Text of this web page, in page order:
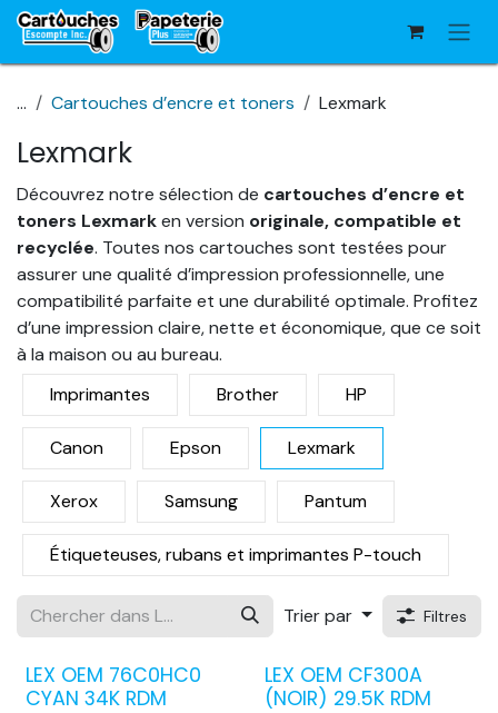
Se rendre au contenu
... Cartouches d’encre et toners Lexmark
Lexmark
Découvrez notre sélection de cartouches d’encre et
toners Lexmarken version originale, compatible et
recyclée. Toutes nos cartouches sont testées pour
assurer une qualité d’impression professionnelle, une
compatibilité parfaite et une durabilité optimale. Profitez
d’une impression claire, nette et économique, que ce soit
à la maison ou au bureau.
Imprimantes
Brother HP
Canon Epson Lexmark
Xerox Samsung Pantum
Étiqueteuses, rubans et imprimantes P-touch
Trier par Filtres
LEX OEM 76C0HC0
CYAN 34K RDM
LEX OEM CF300A
(NOIR) 29.5K RDM